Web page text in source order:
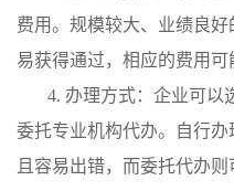
费用。规模较大、业绩良
易获得通过，相应的费用可
4. 办理方式：企业可以
委托专业机构代办。自行办
且容易出错，而委托代办